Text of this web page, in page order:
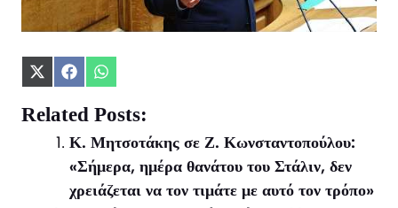
Share
X
(Twitter)
Share
Facebook
Share
WhatsApp
Related Posts:
Κ. Μητσοτάκης σε Ζ. Κωνσταντοπούλου:
«Σήμερα, ημέρα θανάτου του Στάλιν, δεν
χρειάζεται να τον τιμάτε με αυτό τον τρόπο»